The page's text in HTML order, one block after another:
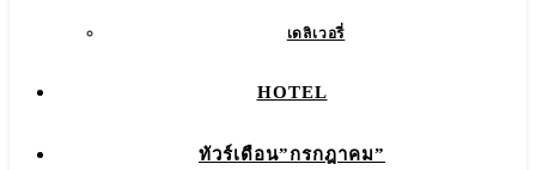
เดลิเวอรี่
HOTEL
ทัวร์เดือน”กรกฎาคม”